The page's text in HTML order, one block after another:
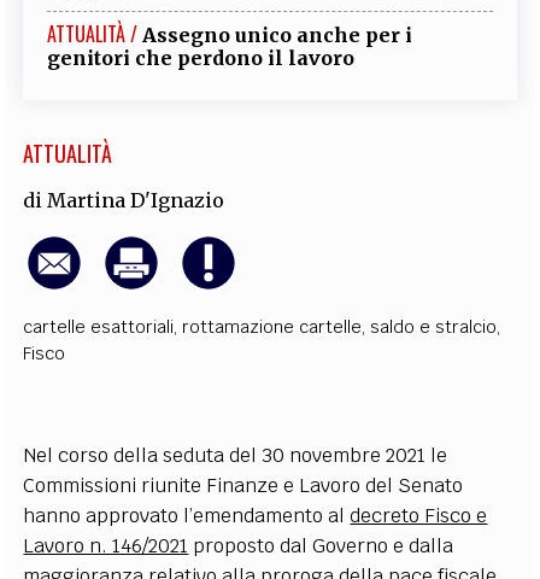
ATTUALITÀ / Assegno unico anche per i
genitori che perdono il lavoro
ATTUALITÀ
di Martina D'Ignazio
cartelle esattoriali, rottamazione cartelle,saldo e stralcio,
Fisco
Nel corso della seduta del 30 novembre 2021 le
Commissioni riunite Finanze e Lavoro del Senato
hanno approvato l’emendamento aldecreto Fisco e
Lavoro n. 146/2021 proposto dal Governo e dalla